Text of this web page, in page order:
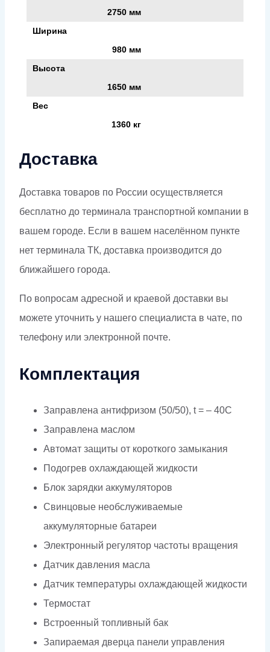
2750 мм
Ширина
980 мм
Высота
1650 мм
Вес
1360 кг
Доставка
Доставка товаров по России осуществляется
бесплатно до терминала транспортной компании в
вашем городе. Если в вашем населённом пункте
нет терминала ТК, доставка производится до
ближайшего города.
По вопросам адресной и краевой доставки вы
можете уточнить у нашего специалиста в чате, по
телефону или электронной почте.
Комплектация
Заправлена антифризом (50/50), t = – 40C
Заправлена маслом
Автомат защиты от короткого замыкания
Подогрев охлаждающей жидкости
Блок зарядки аккумуляторов
Свинцовые необслуживаемые
аккумуляторные батареи
Электронный регулятор частоты вращения
Датчик давления масла
Датчик температуры охлаждающей жидкости
Термостат
Встроенный топливный бак
Запираемая дверца панели управления